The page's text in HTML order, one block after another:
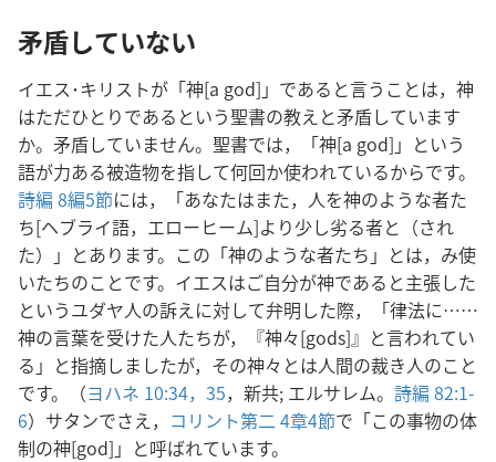
矛盾していない
イエス･キリストが「神[a god]」であると言うことは，神
はただひとりであるという聖書の教えと矛盾しています
か。矛盾していません。聖書では，「神[a god]」という
語が力ある被造物を指して何回か使われているからです。
詩編 8編5節には，「あなたはまた，人を神のような者た
ち[ヘブライ語，エローヒーム]より少し劣る者と（され
た）」とあります。この「神のような者たち」とは，み使
いたちのことです。イエスはご自分が神であると主張した
というユダヤ人の訴えに対して弁明した際，「律法に……
神の言葉を受けた人たちが，『神々[gods]』と言われてい
る」と指摘しましたが，その神々とは人間の裁き人のこと
です。（ヨハネ 10:34，35，新共; エルサレム。 詩編 82:1-
6）サタンでさえ， コリント第二 4章4節で「この事物の体
制の神[god]」と呼ばれています。